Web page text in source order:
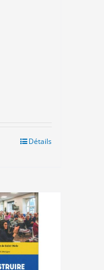
Détails